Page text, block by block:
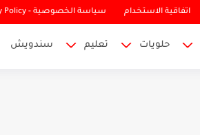
اتفاقية الاستخدام سياسة الخصوصية - Privacy Policy
حلويات تعليم سندويش